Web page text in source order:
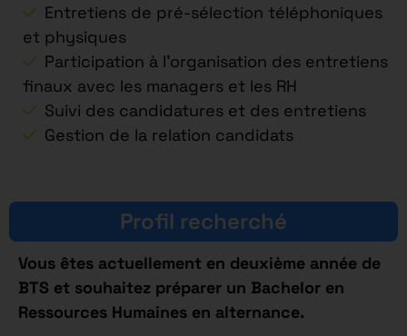
Entretiens de pré-sélection téléphoniques
et physiques
Participation à l’organisation des entretiens
finaux avec les managers et les RH
Suivi des candidatures et des entretiens
Gestion de la relation candidats
Profil recherché
Vous êtes actuellement en deuxième année de
BTS et souhaitez préparer un Bachelor en
Ressources Humaines en alternance.